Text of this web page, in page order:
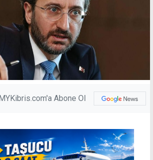
Abone Ol